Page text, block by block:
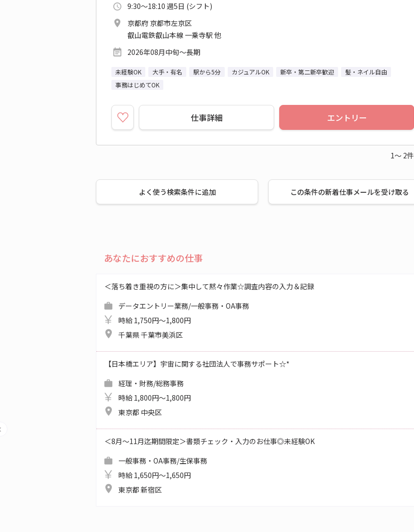
9:30～18:10 週5日 (シフト)
京都府 京都市左京区
叡山電鉄叡山本線 一乗寺駅 他
2026年08月中旬～長期
未経験OK 大手・有名 駅から5分 カジュアルOK 新卒・第二新卒歓迎
髪・ネイル自由
事務はじめてOK
仕事詳細 エントリー
1～ 2件
よく使う検索条件に追加 この条件の新着仕事メールを受け取る
あなたにおすすめの仕事
＜落ち着き重視の方に＞集中して黙々作業☆調査内容の入力＆記録
データエントリー業務/一般事務・OA事務
時給 1,750円～1,800円
千葉県 千葉市美浜区
【日本橋エリア】宇宙に関する社団法人で事務サポート☆*
経理・財務/総務事務
時給 1,800円～1,800円
東京都 中央区
＜8月～11月迄期間限定＞書類チェック・入力のお仕事◎未経験OK
一般事務・OA事務/生保事務
時給 1,650円～1,650円
東京都 新宿区